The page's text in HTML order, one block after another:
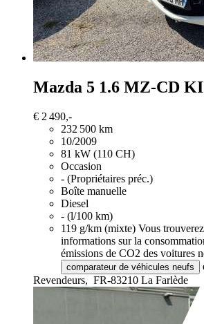
Mazda 5 1.6 MZ-CD
€ 2 490,-
232 500 km
10/2009
81 kW (110 CH)
Occasion
- (Propriétaires préc.)
Boîte manuelle
Diesel
- (l/100 km)
119 g/km (mixte) Vous trouverez
informations sur la
émissions de CO2 des voitures
comparateur de véhicules neufs
Revendeurs, FR-83210 La Farlède